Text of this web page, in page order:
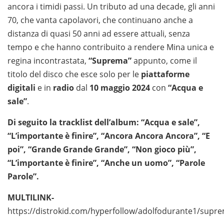
ancora i timidi passi. Un tributo ad una decade, gli anni
70, che vanta capolavori, che continuano anche a
distanza di quasi 50 anni ad essere attuali, senza
tempo e che hanno contribuito a rendere Mina unica e
regina incontrastata, “Suprema”appunto, come il
titolo del disco che esce solo per le piattaforme
digitali e in radio dal 10 maggio 2024 con “Acqua e
sale”.
Di seguito la tracklist dell’album: “Acqua e sale”,
“L’importante è finire”, “Ancora Ancora Ancora”, “E
poi”, “Grande Grande Grande”, “Non gioco più”,
“L’importante è finire”, “Anche un uomo”, “Parole
Parole”.
MULTILINK-
https://distrokid.com/hyperfollow/adolfodurante1/